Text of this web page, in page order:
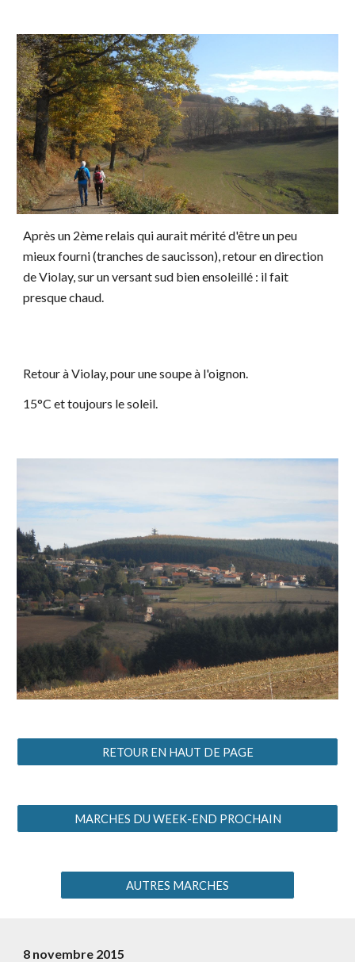
Après un 2ème relais qui aurait mérité d'être un peu
mieux fourni (tranches de saucisson), retour en direction
de Violay, sur un versant sud bien ensoleillé : il fait
presque chaud.
Retour à Violay, pour une soupe à l'oignon.
15°C et toujours le soleil.
RETOUR EN HAUT DE PAGE
MARCHES DU WEEK-END PROCHAIN
AUTRES MARCHES
8 novembre 2015